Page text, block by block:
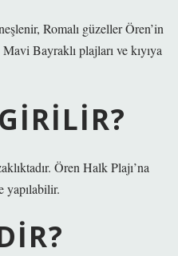
Romalı güzeller Ören’in
Bayraklı plajları ve kıyıya
Ören Halk Plajı’na
yapılabilir.